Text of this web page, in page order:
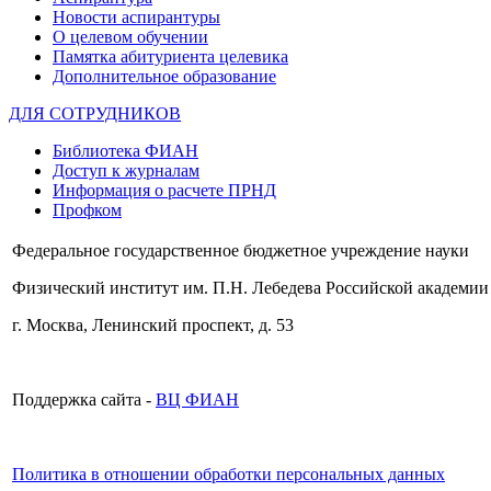
Новости аспирантуры
О целевом обучении
Памятка абитуриента целевика
Дополнительное образование
ДЛЯ СОТРУДНИКОВ
Библиотека ФИАН
Доступ к журналам
Информация о расчете ПРНД
Профком
Федеральное государственное бюджетное учреждение науки
Физический институт им. П.Н. Лебедева Российской академии
г. Москва, Ленинский проспект, д. 53
Поддержка сайта - ВЦ ФИАН
Политика в отношении обработки персональных данных